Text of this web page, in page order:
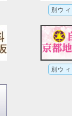
別ウ
別ウ